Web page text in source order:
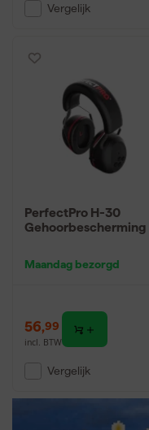
Vergelijk
PerfectPro H-30
Gehoorbescherming
Maandag bezorgd
56,99
incl. BTW
Vergelijk